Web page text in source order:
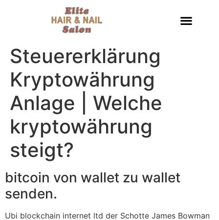
Steuererklärung
Kryptowährung
Anlage | Welche
kryptowährung
steigt?
bitcoin von wallet zu wallet
senden.
Ubi blockchain internet ltd der Schotte James Bowman